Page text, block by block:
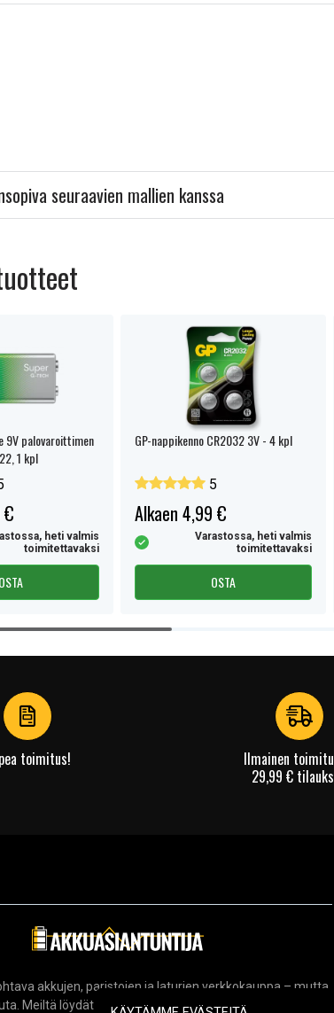
95 mm
187 (F1)
vuotta
yli 3C
Akku, Paristo
Green Cell
Lue ominaisuuksien merkityksestä
seuraavien mallien kanssa
9V palovaroittimen
1 kpl
€
heti valmis
toimitettavaksi
OSTA
GP-nappikenno CR2032 3V - 4 kpl
5
Alkaen 4,99 €
Varastossa, heti valmis
toimitettavaksi
OSTA
toimitus!
Ilmainen
29,99 €
akkujen, paristojen ja laturien verkkokauppa – mutta
Meiltä löydät laajan valikoiman elektroniikkaa, varaosia